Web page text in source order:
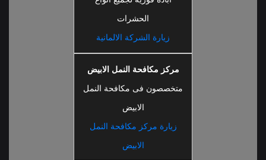
الحشرات
زيارة الشركة الالمانية
مركز مكافحة النمل الابيض
متخصصون فى مكافحة النمل
الابيض
زيارة مركز مكافحة النمل
الابيض